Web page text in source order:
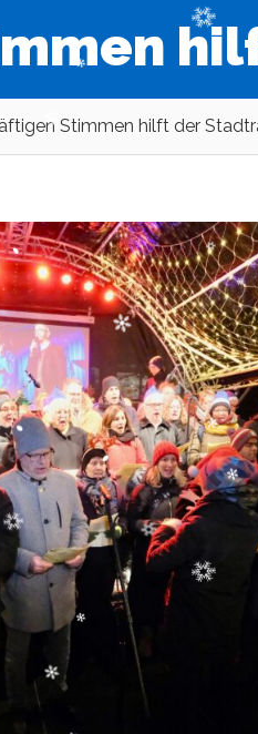
Stimmen hilft der